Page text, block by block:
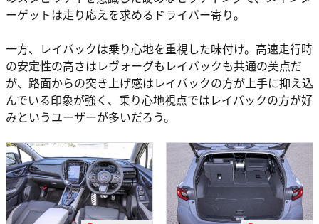
ーゲットは走り応えを求めるドライバー寄り。
一方、レイバックは乗り心地を重視した味付け。高速走行時
の安定性の高さはレヴォーグもレイバックも共通の美点だ
が、路面からの突き上げ感はレイバックの方が上手に抑え込
んでいる印象が強く、乗り心地視点ではレイバックの方が好
みというユーザーが多いだろう。